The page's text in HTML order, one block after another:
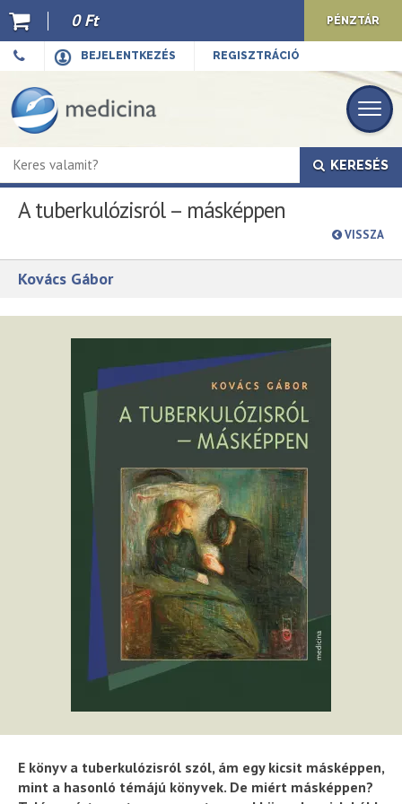
BEJELENTKEZÉS REGISZTRÁCIÓ
0 Ft PÉNZTÁR
KERESÉS
A tuberkulózisról – másképpen
Kovács Gábor
VISSZA
E könyv a tuberkulózisról szól, ám egy kicsit másképpen,
mint a hasonló témájú könyvek. De miért másképpen?
Ajánló
Kiadványaink
E-book
Újdonságok
Akciók
Hírek